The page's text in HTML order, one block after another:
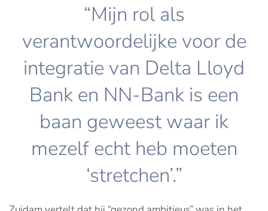
“Mijn rol als
verantwoordelijke voor de
integratie van Delta Lloyd
Bank en NN-Bank is een
baan geweest waar ik
mezelf echt heb moeten
‘stretchen’.”